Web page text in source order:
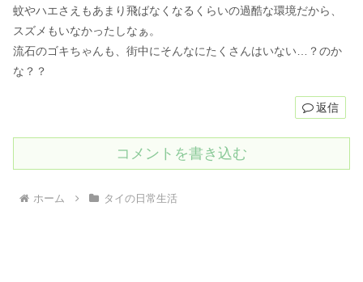
蚊やハエさえもあまり飛ばなくなるくらいの過酷な環境だから、
スズメもいなかったしなぁ。
流石のゴキちゃんも、街中にそんなにたくさんはいない…？のか
な？？
返信
コメントを書き込む
ホーム タイの日常生活